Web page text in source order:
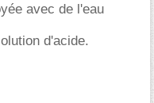
avec de l'eau
d'acide.